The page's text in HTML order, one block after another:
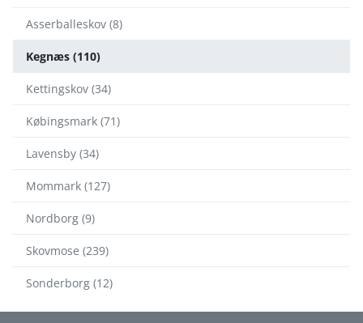
Asserballeskov (8)
Kegnæs (110)
Kettingskov (34)
Købingsmark (71)
Lavensby (34)
Mommark (127)
Nordborg (9)
Skovmose (239)
Sonderborg (12)